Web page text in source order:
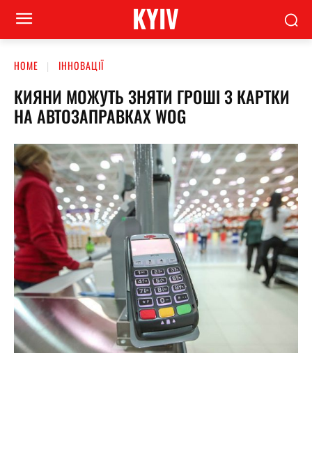
KYIV
HOME ІННОВАЦІЇ
КИЯНИ МОЖУТЬ ЗНЯТИ ГРОШІ З КАРТКИ
НА АВТОЗАПРАВКАХ WOG